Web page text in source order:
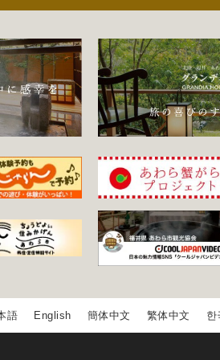
語 English 簡体中文 繁体中文 한